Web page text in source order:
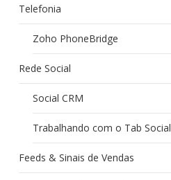
Telefonia
Zoho PhoneBridge
Rede Social
Social CRM
Trabalhando com o Tab Social
Feeds & Sinais de Vendas